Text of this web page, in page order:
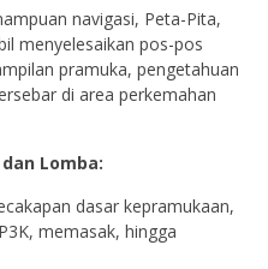
navigasi, Peta-Pita,
menyelesaikan pos-pos
pramuka, pengetahuan
di area perkemahan
Lomba:
dasar kepramukaan,
memasak, hingga